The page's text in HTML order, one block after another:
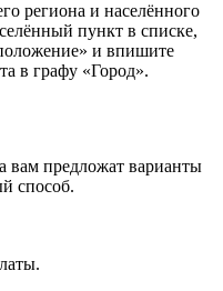
региона и населённого
пункт в списке,
и впишите
в графу «Город».
вам предложат варианты
способ.